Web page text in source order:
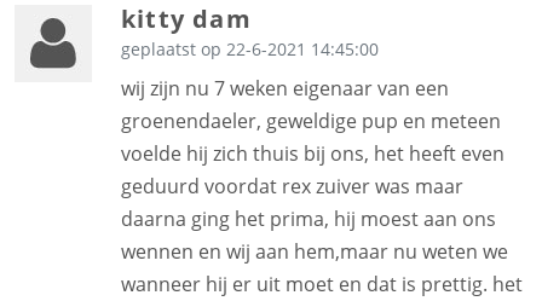
kitty dam
geplaatst op 22-6-2021 14:45:00
wij zijn nu 7 weken eigenaar van een
groenendaeler, geweldige pup en meteen
voelde hij zich thuis bij ons, het heeft even
geduurd voordat rex zuiver was maar
daarna ging het prima, hij moest aan ons
wennen en wij aan hem,maar nu weten we
wanneer hij er uit moet en dat is prettig. het